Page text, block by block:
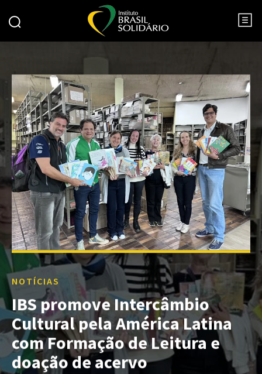
NOTÍCIAS
IBS promove Intercâmbio
Cultural pela América Latina
com Formação de Leitura e
doação de acervo